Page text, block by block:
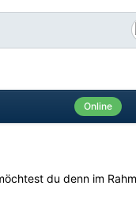
Online
du denn im